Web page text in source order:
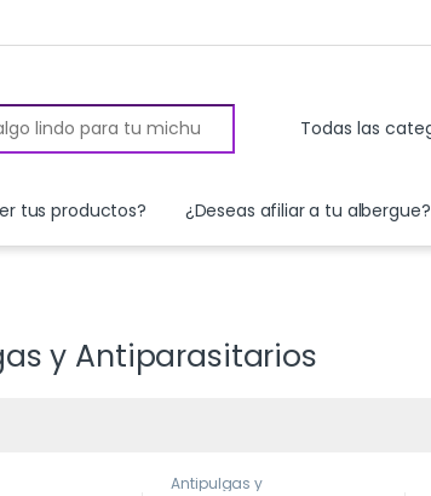
tus productos? ¿Deseas afiliar a tu albergue?
y Antiparasitarios
Antipulgas y